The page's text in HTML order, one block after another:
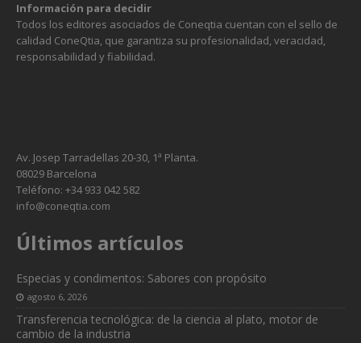
Información para decidir
Todos los editores asociados de Coneqtia cuentan con el sello de
calidad ConeQtia, que garantiza su profesionalidad, veracidad,
responsabilidad y fiabilidad.
Av. Josep Tarradellas 20-30, 1ª Planta.
08029 Barcelona
Teléfono: +34 933 042 582
info@coneqtia.com
Últimos artículos
Especias y condimentos: Sabores con propósito
agosto 6, 2026
Transferencia tecnológica: de la ciencia al plato, motor de
cambio de la industria